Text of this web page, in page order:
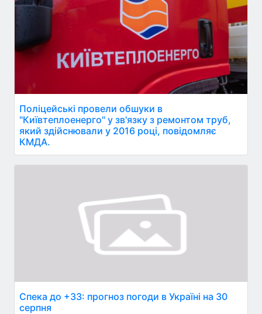
Поліцейські провели обшуки в
"Київтеплоенерго" у зв'язку з ремонтом труб,
який здійснювали у 2016 році, повідомляє
КМДА.
Спека до +33: прогноз погоди в Україні на 30
серпня